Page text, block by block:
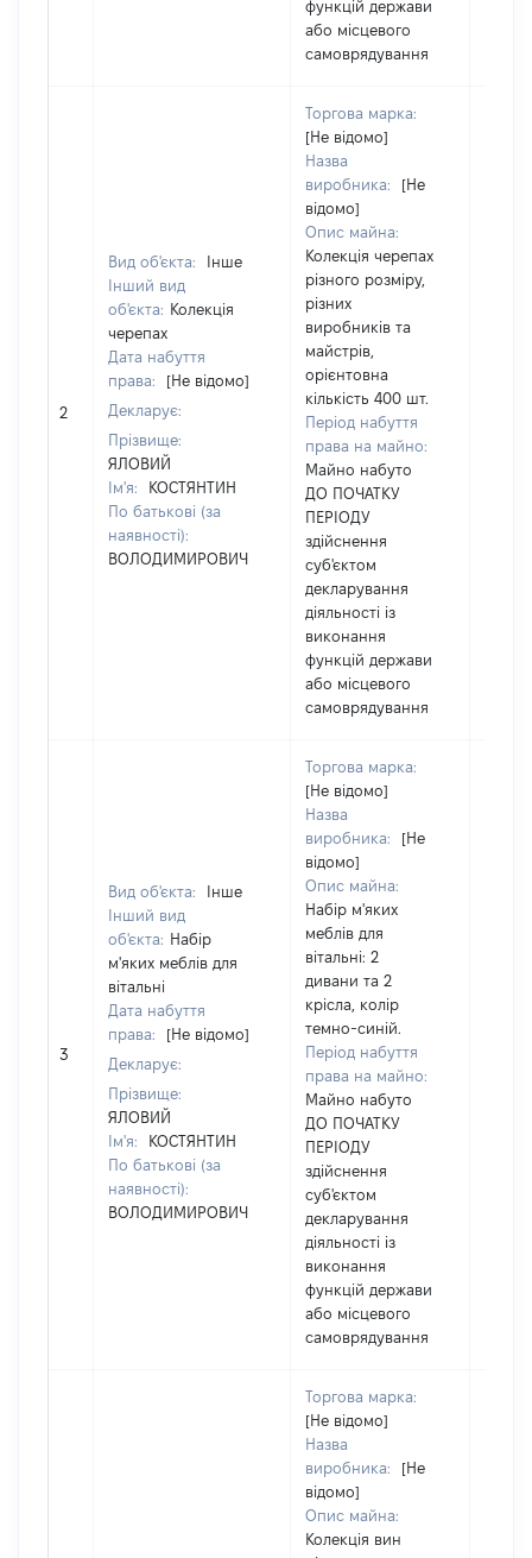
функцій держави
або місцевого
самоврядування
2
Вид об'єкта:
Інше
Інший вид
об'єкта: Колекція
черепах
Дата набуття
права:
[Не відомо]
Декларує:
Прізвище:
ЯЛОВИЙ
Ім'я:
КОСТЯНТИН
По батькові (за
наявності):
ВОЛОДИМИРОВИЧ
Торгова марка:
[Не відомо]
Назва
виробника:
[Не
відомо]
Опис майна:
Колекція черепах
різного розміру,
різних
виробників та
майстрів,
орієнтовна
кількість 400 шт.
Період набуття
права на майно:
Майно набуто
ДО ПОЧАТКУ
ПЕРІОДУ
здійснення
суб'єктом
декларування
діяльності із
виконання
функцій держави
або місцевого
самоврядування
3
Вид об'єкта:
Інше
Інший вид
об'єкта: Набір
м'яких меблів для
вітальні
Дата набуття
права:
[Не відомо]
Декларує:
Прізвище:
ЯЛОВИЙ
Ім'я:
КОСТЯНТИН
По батькові (за
наявності):
ВОЛОДИМИРОВИЧ
Торгова марка:
[Не відомо]
Назва
виробника:
[Не
відомо]
Опис майна:
Набір м'яких
меблів для
вітальні: 2
дивани та 2
крісла, колір
темно-синій.
Період набуття
права на майно:
Майно набуто
ДО ПОЧАТКУ
ПЕРІОДУ
здійснення
суб'єктом
декларування
діяльності із
виконання
функцій держави
або місцевого
самоврядування
Торгова марка:
[Не відомо]
Назва
виробника:
[Не
відомо]
Опис майна:
Колекція вин